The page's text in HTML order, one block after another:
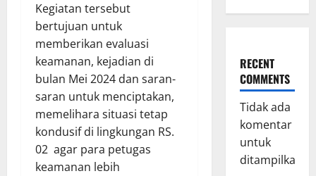
Kegiatan tersebut
bertujuan untuk
memberikan evaluasi
keamanan, kejadian di
bulan Mei 2024 dan saran-
saran untuk menciptakan,
memelihara situasi tetap
kondusif di lingkungan RS.
02 agar para petugas
keamanan lebih
RECENT
COMMENTS
Tidak ada
komentar
untuk
ditampilkan.